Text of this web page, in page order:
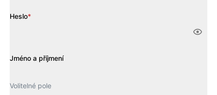
Heslo*
Jméno a příjmení
Volitelné pole